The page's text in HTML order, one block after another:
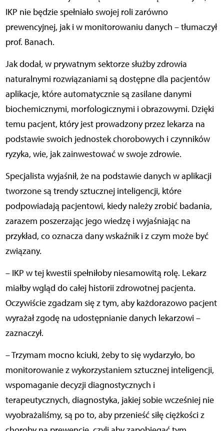
IKP nie będzie spełniało swojej roli zarówno
prewencyjnej, jak i w monitorowaniu danych – tłumaczył
prof. Banach.
Jak dodał, w prywatnym sektorze służby zdrowia
naturalnymi rozwiązaniami są dostępne dla pacjentów
aplikacje, które automatycznie są zasilane danymi
biochemicznymi, morfologicznymi i obrazowymi. Dzięki
temu pacjent, który jest prowadzony przez lekarza na
podstawie swoich jednostek chorobowych i czynników
ryzyka, wie, jak zainwestować w swoje zdrowie.
Specjalista wyjaśnił, że na podstawie danych w aplikacji
tworzone są trendy sztucznej inteligencji, które
podpowiadają pacjentowi, kiedy należy zrobić badania,
zarazem poszerzając jego wiedzę i wyjaśniając na
przykład, co oznacza dany wskaźnik i z czym może być
związany.
– IKP w tej kwestii spełniłoby niesamowitą rolę. Lekarz
miałby wgląd do całej historii zdrowotnej pacjenta.
Oczywiście zgadzam się z tym, aby każdorazowo pacjent
wyrażał zgodę na udostępnianie danych lekarzowi –
zaznaczył.
– Trzymam mocno kciuki, żeby to się wydarzyło, bo
monitorowanie z wykorzystaniem sztucznej inteligencji,
wspomaganie decyzji diagnostycznych i
terapeutycznych, diagnostyka, jakiej sobie wcześniej nie
wyobrażaliśmy, są po to, aby przenieść siłę ciężkości z